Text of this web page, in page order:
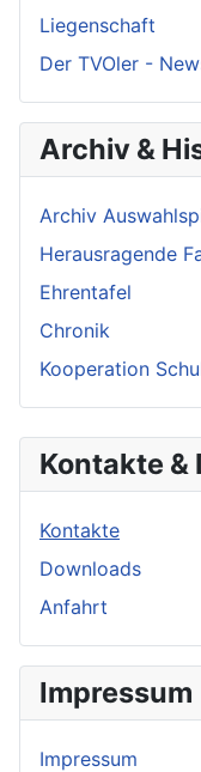
Liegenschaft
Der TVOler -
Archiv &
Archiv
Herausragende
Ehrentafel
Chronik
Kooperation
Kontakte &
Kontakte
Downloads
Anfahrt
Impressum
Impressum